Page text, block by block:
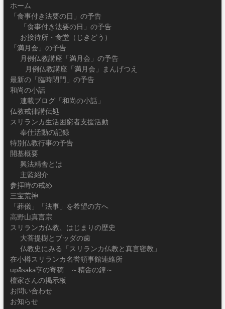
ホーム
「食事付き法要の日」の予告
「食事付き法要の日」の予告
お接待所・食堂（じきどう）
「満月会」の予告
月例仏教講座「満月会」の予告
月例仏教講座「満月会」まんげつえ
最新の「臨時閉門」の予告
和尚の小話
連載ブログ「和尚の小話」
仏教戒律講伝処
スリランカ生活困窮者支援活動
奉仕活動の記録
特別仏教行事の予告
開基概要
興法精舎とは
主監紹介
参拝時の戒め
三宝荒神
「葬儀」「法事」を希望の方へ
高野山真言宗
スリランカ仏教、はじまりの歴史
大菩提樹とブッダの歯
仏教史にみる「スリランカ仏教と真言密教」
在小樽スリランカ名誉領事館連絡所
upāsaka亨の寄稿 ～精舎の鐘～
檀家さんの掲示板
お問い合わせ
お知らせ